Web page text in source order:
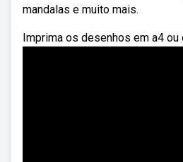
mandalas e muito mais.
Imprima os desenhos em a4 ou